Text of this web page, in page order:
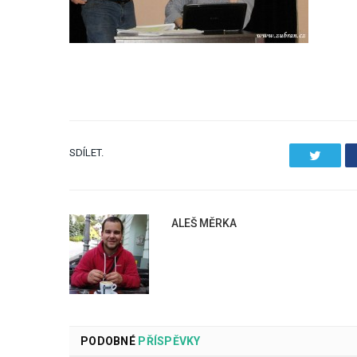
SDÍLET.
ALEŠ MĚRKA
PODOBNÉPŘÍSPĚVKY